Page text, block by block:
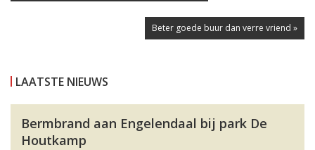
Beter goede buur dan verre vriend »
LAATSTE NIEUWS
Bermbrand aan Engelendaal bij park De
Houtkamp